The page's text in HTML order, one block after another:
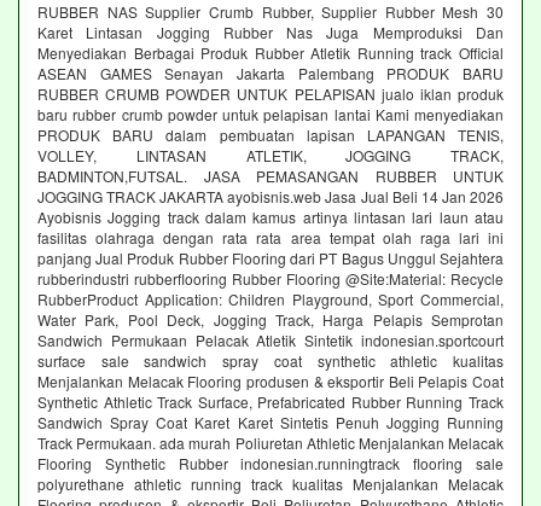
RUBBER NAS Supplier Crumb Rubber, Supplier Rubber Mesh 30
Karet Lintasan Jogging Rubber Nas Juga Memproduksi Dan
Menyediakan Berbagai Produk Rubber Atletik Running track Official
ASEAN GAMES Senayan Jakarta Palembang PRODUK BARU
RUBBER CRUMB POWDER UNTUK PELAPISAN jualo iklan produk
baru rubber crumb powder untuk pelapisan lantai Kami menyediakan
PRODUK BARU dalam pembuatan lapisan LAPANGAN TENIS,
VOLLEY, LINTASAN ATLETIK, JOGGING TRACK,
BADMINTON,FUTSAL. JASA PEMASANGAN RUBBER UNTUK
JOGGING TRACK JAKARTA ayobisnis.web Jasa Jual Beli 14 Jan 2026
Ayobisnis Jogging track dalam kamus artinya lintasan lari laun atau
fasilitas olahraga dengan rata rata area tempat olah raga lari ini
panjang Jual Produk Rubber Flooring dari PT Bagus Unggul Sejahtera
rubberindustri rubberflooring Rubber Flooring @Site:Material: Recycle
RubberProduct Application: Children Playground, Sport Commercial,
Water Park, Pool Deck, Jogging Track, Harga Pelapis Semprotan
Sandwich Permukaan Pelacak Atletik Sintetik indonesian.sportcourt
surface sale sandwich spray coat synthetic athletic kualitas
Menjalankan Melacak Flooring produsen & eksportir Beli Pelapis Coat
Synthetic Athletic Track Surface, Prefabricated Rubber Running Track
Sandwich Spray Coat Karet Karet Sintetis Penuh Jogging Running
Track Permukaan. ada murah Poliuretan Athletic Menjalankan Melacak
Flooring Synthetic Rubber indonesian.runningtrack flooring sale
polyurethane athletic running track kualitas Menjalankan Melacak